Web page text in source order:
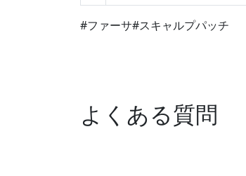
#ファーサ#スキャルプパッチ
よくある質問